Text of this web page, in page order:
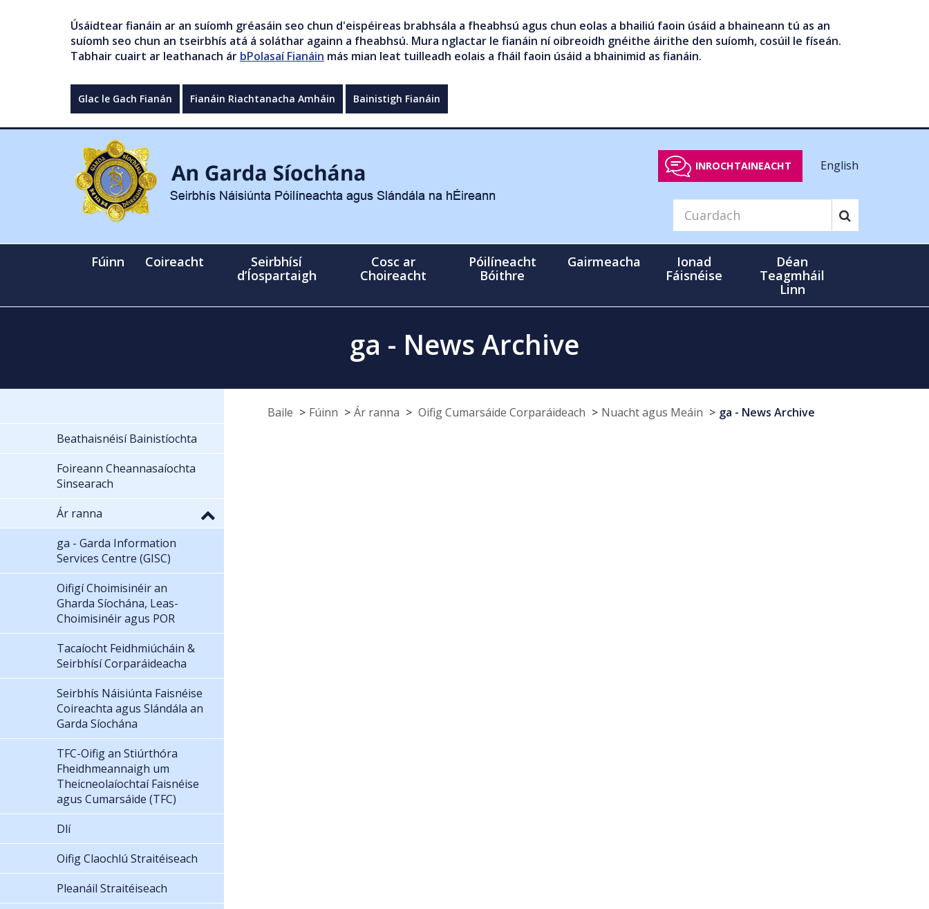
Úsáidtear fianáin ar an suíomh gréasáin seo chun d'eispéireas brabhsála a fheabhsú agus chun eolas a bhailiú faoin úsáid a bhaineann tú as an
suíomh seo chun an tseirbhís atá á soláthar againn a fheabhsú. Mura nglactar le fianáin ní oibreoidh gnéithe áirithe den suíomh, cosúil le físeán.
Tabhair cuairt ar leathanach ár bPolasaí Fianáin más mian leat tuilleadh eolais a fháil faoin úsáid a bhainimid as fianáin.
Glac le Gach Fianán Fianáin Riachtanacha Amháin Bainistigh Fianáin
INROCHTAINEACHT English
Fúinn Coireacht
Seirbhísí
d’Íospartaigh
Cosc ar
Choireacht
Póilíneacht
Bóithre
Gairmeacha
Ionad
Fáisnéise
Déan
Teagmháil
Linn
ga - News Archive
Baile Fúinn Ár ranna Oifig Cumarsáide Corparáideach Nuacht agus Meáin
ga - News Archive
Beathaisnéisí Bainistíochta
Foireann Cheannasaíochta
Sinsearach
Ár ranna
ga - Garda Information
Services Centre (GISC)
Oifigí Choimisinéir an
Gharda Síochána, Leas-
Choimisinéir agus POR
Tacaíocht Feidhmiúcháin &
Seirbhísí Corparáideacha
Seirbhís Náisiúnta Faisnéise
Coireachta agus Slándála an
Garda Síochána
TFC-Oifig an Stiúrthóra
Fheidhmeannaigh um
Theicneolaíochtaí Faisnéise
agus Cumarsáide (TFC)
Dlí
Oifig Claochlú Straitéiseach
Pleanáil Straitéiseach